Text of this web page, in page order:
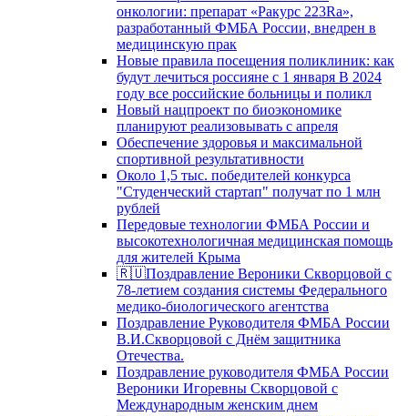
онкологии: препарат «Ракурс 223Ra»,
разработанный ФМБА России, внедрен в
медицинскую прак
Новые правила посещения поликлиник: как
будут лечиться россияне с 1 января В 2024
году все российские больницы и поликл
Новый нацпроект по биоэкономике
планируют реализовывать с апреля
Обеспечение здоровья и максимальной
спортивной результативности
Около 1,5 тыс. победителей конкурса
"Студенческий стартап" получат по 1 млн
рублей
Передовые технологии ФМБА России и
высокотехнологичная медицинская помощь
для жителей Крыма
🇷🇺Поздравление Вероники Скворцовой с
78-летием создания системы Федерального
медико-биологического агентства
Поздравление Руководителя ФМБА России
В.И.Скворцовой с Днём защитника
Отечества.
Поздравление руководителя ФМБА России
Вероники Игоревны Скворцовой с
Международным женским днем